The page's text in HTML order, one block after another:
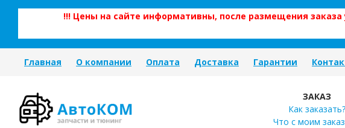
!!! Цены на сайте информативны, после размещения
Главная О компании Оплата Доставка Гарантии
ЗАКАЗ
Как заказать?
Что с моим